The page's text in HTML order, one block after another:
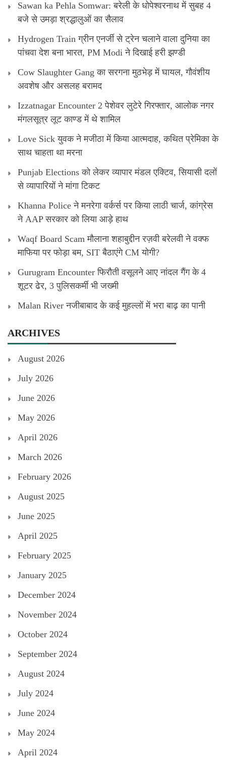
Sawan ka Pehla Somwar: बरेली के धोपेश्वरनाथ में सुबह 4
बजे से उमड़ा श्रद्धालुओं का सैलाव
Hydrogen Train ग्रीन एनर्जी से ट्रेन चलाने वाला दुनिया का
पांचवा देश बना भारत, PM Modi ने दिखाई हरी झण्डी
Cow Slaughter Gang का सरगना मुठभेड़ में घायल, गौवंशीय
अवशेष और असलह बरामद
Izzatnagar Encounter 2 पेशेवर लुटेरे गिरफ्तार, आलोक नगर
मंगलसूत्र लूट काण्‍ड में थे शामिल
Love Sick युवक ने मजीठा में किया आत्मदाह, कथित प्रेमिका के
साथ चाहता था मरना
Punjab Elections को लेकर व्यापार मंडल एक्टिव, सियासी दलों
से व्यापारियों ने मांगा टिकट
Khanna Police ने मनरेगा वर्कर्स पर किया लाठी चार्ज, कांग्रेस
ने AAP सरकार को लिया आड़े हाथ
Waqf Board Scam मौलाना शहाबुद्दीन रज़वी बरेलवी ने वक्फ
माफिया पर फोड़ा बम, SIT बैठाएंगे CM योगी?
Gurugram Encounter फिरौती वसूलने आए नांदल गैंग के 4
शूटर ढेर, 3 पुलिसकर्मी भी जख्मी
Malan River नजीबाबाद के कई मुहल्लों में भरा बाढ़ का पानी
ARCHIVES
August 2026
July 2026
June 2026
May 2026
April 2026
March 2026
February 2026
August 2025
June 2025
April 2025
February 2025
January 2025
December 2024
November 2024
October 2024
September 2024
August 2024
July 2024
June 2024
May 2024
April 2024